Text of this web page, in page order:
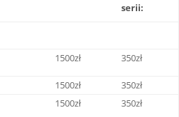
serii:
1500zł 350zł
1500zł
350zł
1500zł 350zł